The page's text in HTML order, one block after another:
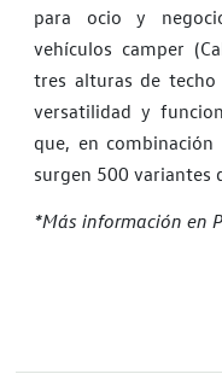
para ocio y
vehículos camper
tres alturas de
versatilidad y
que, en
surgen 500 variantes
*Más información en